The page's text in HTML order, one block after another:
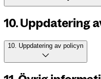
10. Uppdatering
10. Uppdatering av policyn